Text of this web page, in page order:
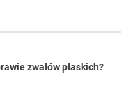
zwałów płaskich?